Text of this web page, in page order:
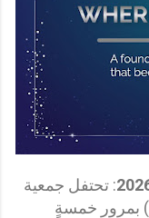
: تحتفل جمعية
بمرور خمسةٍ